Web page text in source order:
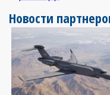
Новости